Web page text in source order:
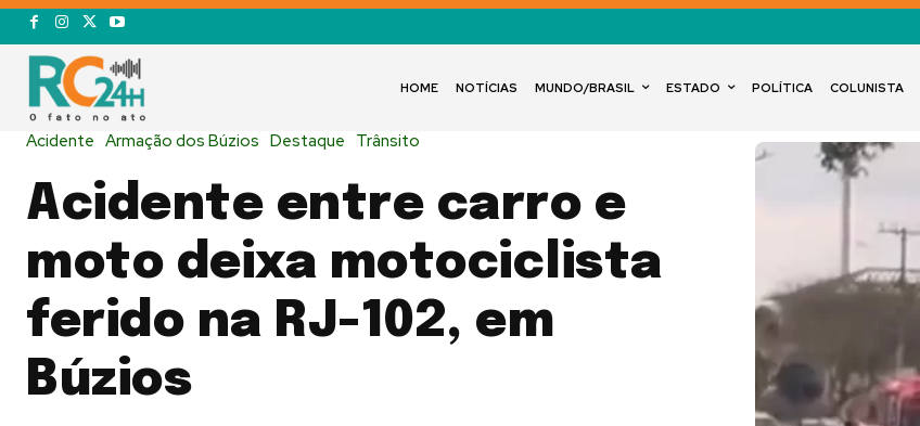
HOME NOTÍCIAS MUNDO/BRASIL ESTADO POLÍTICA COLUNISTA
Acidente Armação dos Búzios Destaque Trânsito
Acidente entre carro e
moto deixa motociclista
ferido na RJ-102, em
Búzios